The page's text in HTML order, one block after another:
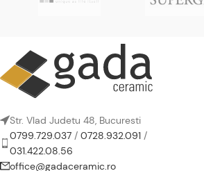
Str. Vlad Judetu 48, Bucuresti
0799.729.037 / 0728.932.091 /
031.422.08.56
office@gadaceramic.ro